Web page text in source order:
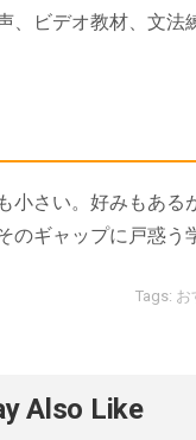
ビデオ教材、文法
さい。好みもある
ギャップに戸惑う
Tags: お
Also Like